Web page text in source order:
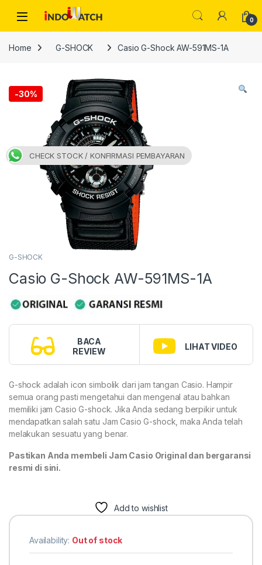
Open 0
Home G-SHOCK Casio G-Shock AW-591MS-1A
-30%
G-SHOCK
Casio G-Shock AW-591MS-1A
BACA
REVIEW
LIHAT VIDEO
G-shock adalah icon simbolik dari jam tangan Casio. Hampir
semua orang pasti mengetahui dan mengenal atau bahkan
memiliki jam Casio G-shock. Jika Anda sedang berpikir untuk
mendapatkan salah satu Jam Casio G-shock, maka Anda telah
melakukan sesuatu yang benar.
Pastikan Anda membeli Jam Casio Original dan bergaransi
resmi di sini.
Add to wishlist
Availability: Out of stock
CHECK STOCK / KONFIRMASI PEMBAYARAN